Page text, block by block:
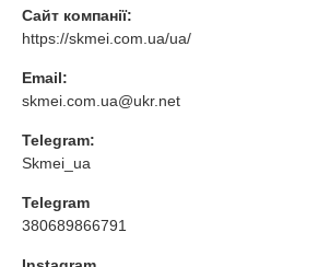
Сайт компанії:
https://skmei.com.ua/ua/
Email:
skmei.com.ua@ukr.net
Telegram:
Skmei_ua
Telegram
380689866791